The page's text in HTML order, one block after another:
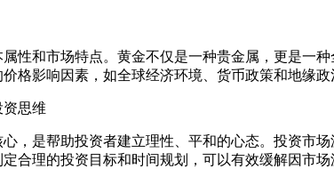
性和市场特点。黄金不仅是一种贵金属，更是一
格影响因素，如全球经济环境、货币政策和地缘
思维
，是帮助投资者建立理性、平和的心态。投资市
合理的投资目标和时间规划，可以有效缓解因市